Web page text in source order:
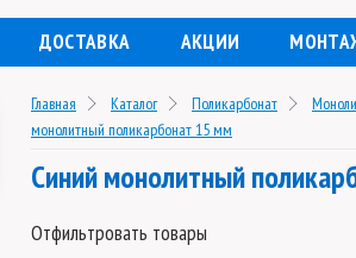
ДОСТАВКА АКЦИИ
Главная Каталог Поликарбонат
монолитный поликарбонат 15 мм
Синий монолитный
Отфильтровать товары